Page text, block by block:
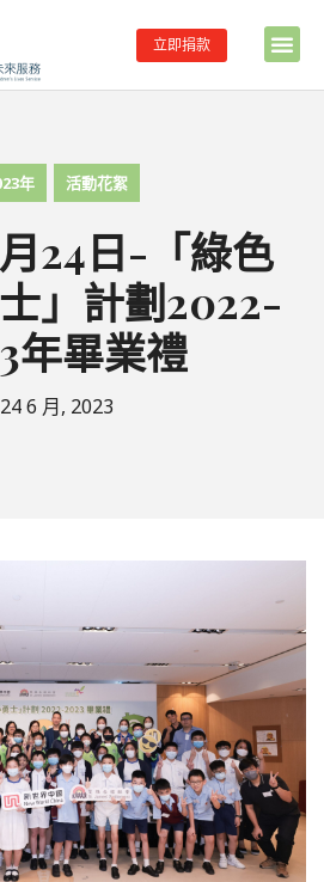
立即捐款
年 活動花絮
24日-「綠色
」計劃2022-
年畢業禮
24 6 月, 2023